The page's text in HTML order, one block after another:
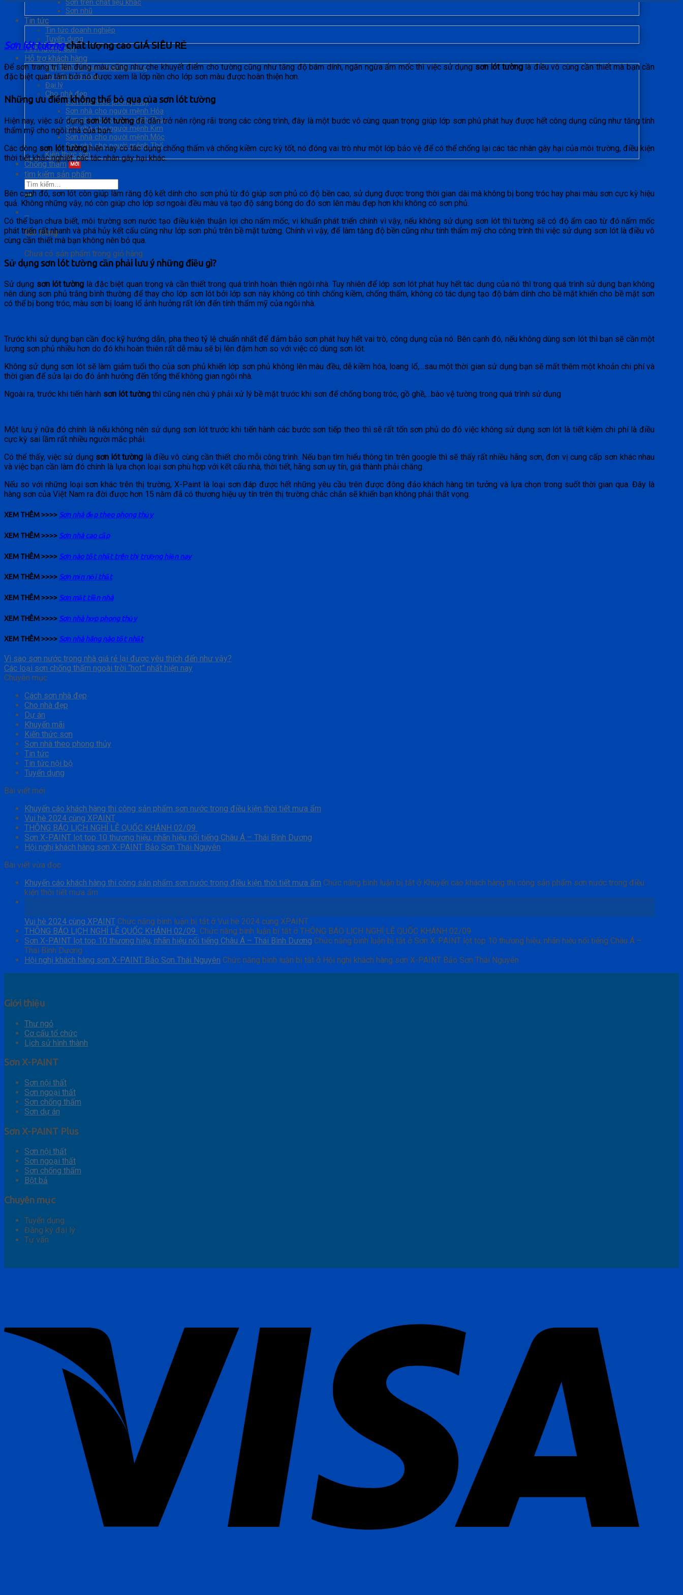
Sơn trên chất liệu khác
Sơn nhũ
Tin tức
Tin tức doanh nghiệp
Tuyển dụng
Tính lượng sơn
Hỗ trợ khách hàng
Quy trình và biện pháp thi công
Tư vấn phối màu
Đại lý
Cho nhà đẹp
Sơn nhà theo phong thủy
Sơn nhà cho người mệnh Hỏa
Sơn nhà cho người mệnh Thủy
Sơn nhà cho người mệnh Kim
Sơn nhà cho người mệnh Mộc
Sơn nhà cho người mệnh Thổ
Kiến thức sơn
Chống thấm
tìm kiếm sản phẩm
0
Giỏ hàng
Chưa có sản phẩm trong giỏ hàng.
Sơn lót tườngchất lượng cao GIÁ SIÊU RẺ
Để sơn trang trí lên đúng màu cũng như che khuyết điểm cho tường cũng như tăng độ bám dính, ngăn ngừa ẩm mốc thì việc sử dụngsơn lót tườnglà điều vô cùng cần thiết mà bạn cần
đặc biệt quan tâm bởi nó được xem là lớp nền cho lớp sơn màu được hoàn thiện hơn.
Những ưu điểm không thể bỏ qua của sơn lót tường
Hiện nay, việc sử dụngsơn lót tườngđã dần trở nên rộng rãi trong các công trình, đây là một bước vô cùng quan trọng giúp lớp sơn phủ phát huy được hết công dụng cũng như tăng tính
thẩm mỹ cho ngôi nhà của bạn.
Các dòng sơn lót tườnghiện nay có tác dụng chống thấm và chống kiềm cực kỳ tốt, nó đóng vai trò như một lớp bảo vệ để có thể chống lại các tác nhân gây hại của môi trường, điều kiện
thời tiết khắc nghiệt, các tác nhân gây hại khác.
Bên cạnh đó, sơn lót còn giúp làm răng độ kết dính cho sơn phủ từ đó giúp sơn phủ có độ bền cao, sử dụng được trong thời gian dài mà không bị bong tróc hay phai màu sơn cực kỳ hiệu
quả. Không những vậy, nó còn giúp cho lớp sơ ngoài đều màu và tạo độ sáng bóng do đó sơn lên màu đẹp hơn khi không có sơn phủ.
Có thể bạn chưa biết, môi trường sơn nước tạo điều kiện thuận lợi cho nấm mốc, vi khuẩn phát triển chính vì vậy, nếu không sử dụng sơn lót thì tường sẽ có độ ẩm cao từ đó nấm mốc
phát triển rất nhanh và phá hủy kết cấu cũng như lớp sơn phủ trên bề mặt tường. Chính vì vậy, để làm tăng độ bền cũng như tính thẩm mỹ cho công trình thì việc sử dụng sơn lót là điều vô
cùng cần thiết mà bạn không nên bỏ qua.
Sử dụng sơn lót tường cần phải lưu ý những điều gì?
Sử dụng sơn lót tường là đặc biệt quan trọng và cần thiết trong quá trình hoàn thiện ngôi nhà. Tuy nhiên để lớp sơn lót phát huy hết tác dụng của nó thì trong quá trình sử dụng bạn không
nên dùng sơn phủ trắng bình thường để thay cho lớp sơn lót bởi lớp sơn này không có tính chống kiềm, chống thấm, không có tác dụng tạo độ bám dính cho bề mặt khiến cho bề mặt sơn
có thể bị bong tróc, màu sơn bị loang lổ ảnh hưởng rất lớn đến tính thẩm mỹ của ngôi nhà.
Trước khi sử dụng bạn cần đọc kỹ hướng dẫn, pha theo tỷ lệ chuẩn nhất để đảm bảo sơn phát huy hết vai trò, công dụng của nó. Bên cạnh đó, nếu không dùng sơn lót thì bạn sẽ cần một
lượng sơn phủ nhiều hơn do đó khi hoàn thiên rất dễ màu sẽ bị lên đậm hơn so với việc có dùng sơn lót.
Không sử dụng sơn lót sẽ làm giảm tuổi thọ của sơn phủ khiến lớp sơn phủ không lên màu đều, dễ kiềm hóa, loang lổ,…sau một thời gian sử dụng bạn sẽ mất thêm một khoản chi phí và
thời gian để sửa lại do đó ảnh hưởng đến tổng thể không gian ngôi nhà.
Ngoài ra, trước khi tiến hành sơn lót tường thì cũng nên chú ý phải xử lý bề mặt trước khi sơn để chống bong tróc, gồ ghề,…bào vệ tường trong quá trình sử dụng
Một lưu ý nữa đó chính là nếu không nên sử dụng sơn lót trước khi tiến hành các bước sơn tiếp theo thì sẽ rất tốn sơn phủ do đó việc không sử dụng sơn lót là tiết kiệm chi phí là điều
cực kỳ sai lầm rất nhiều người mắc phải.
Có thể thấy, việc sử dụng sơn lót tường là điều vô cùng cần thiết cho mỗi công trình. Nếu bạn tìm hiểu thông tin trên google thì sẽ thấy rất nhiều hãng sơn, đơn vị cung cấp sơn khác nhau
và việc bạn cần làm đó chính là lựa chọn loại sơn phù hợp với kết cấu nhà, thời tiết, hãng sơn uy tín, giá thành phải chăng.
Nếu so với những loại sơn khác trên thị trường, X-Paint là loại sơn đáp được hết những yêu cầu trên được đông đảo khách hàng tin tưởng và lựa chọn trong suốt thời gian qua. Đây là
hàng sơn của Việt Nam ra đời được hơn 15 năm đã có thương hiệu uy tín trên thị trường chắc chắn sẽ khiến bạn không phải thất vọng.
XEM THÊM >>>> Sơn nhà đẹp theo phong thủy
XEM THÊM >>>> Sơn nhà cao cấp
XEM THÊM >>>> Sơn nào tốt nhất trên thị trường hiện nay
XEM THÊM >>>> Sơn mịn nội thất
XEM THÊM >>>> Sơn mặt tiền nhà
XEM THÊM >>>> Sơn nhà hợp phong thủy
XEM THÊM >>>> Sơn nhà hãng nào tốt nhất
Vì sao sơn nước trong nhà giá rẻ lại được yêu thích đến như vậy?
Các loại sơn chống thấm ngoài trời “hot” nhất hiện nay
Chuyên mục
Cách sơn nhà đẹp
Cho nhà đẹp
Dự án
Khuyến mãi
Kiến thức sơn
Sơn nhà theo phong thủy
Tin tức
Tin tức nội bộ
Tuyển dụng
Bài viết mới
Khuyến cáo khách hàng thi công sản phẩm sơn nước trong điều kiện thời tiết mưa ẩm
Vui hè 2024 cùng XPAINT
THÔNG BÁO LỊCH NGHỈ LỄ QUỐC KHÁNH 02/09
Sơn X-PAINT lọt top 10 thương hiệu, nhãn hiệu nổi tiếng Châu Á – Thái Bình Dương
Hội nghị khách hàng sơn X-PAINT Bảo Sơn Thái Nguyên
Bài viết vừa đọc
Khuyến cáo khách hàng thi công sản phẩm sơn nước trong điều kiện thời tiết mưa ẩm Chức năng bình luận bị tắt ở Khuyến cáo khách hàng thi công sản phẩm sơn nước trong điều
kiện thời tiết mưa ẩm
Vui hè 2024 cùng XPAINT Chức năng bình luận bị tắt ở Vui hè 2024 cùng XPAINT
THÔNG BÁO LỊCH NGHỈ LỄ QUỐC KHÁNH 02/09 Chức năng bình luận bị tắt ở THÔNG BÁO LỊCH NGHỈ LỄ QUỐC KHÁNH 02/09
Sơn X-PAINT lọt top 10 thương hiệu, nhãn hiệu nổi tiếng Châu Á – Thái Bình Dương Chức năng bình luận bị tắt ở Sơn X-PAINT lọt top 10 thương hiệu, nhãn hiệu nổi tiếng Châu Á –
Thái Bình Dương
Hội nghị khách hàng sơn X-PAINT Bảo Sơn Thái Nguyên Chức năng bình luận bị tắt ở Hội nghị khách hàng sơn X-PAINT Bảo Sơn Thái Nguyên
Giới thiệu
Thư ngỏ
Cơ cấu tổ chức
Lịch sử hình thành
Sơn X-PAINT
Sơn nội thất
Sơn ngoại thất
Sơn chống thấm
Sơn dự án
Sơn X-PAINT Plus
Sơn nội thất
Sơn ngoại thất
Sơn chống thấm
Bột bả
Chuyên mục
Tuyển dụng
Đăng ký đại lý
Tư vấn